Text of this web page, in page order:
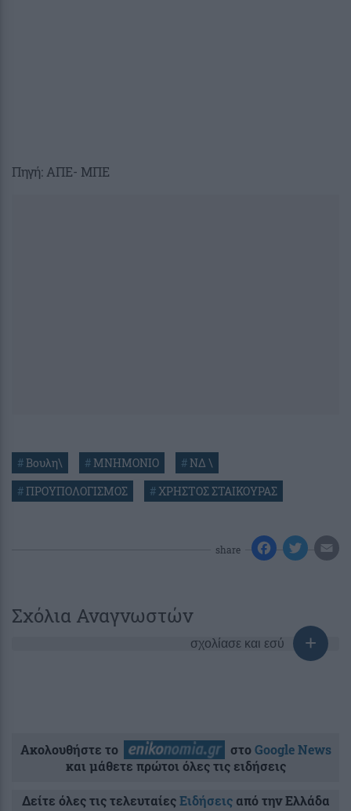
Πηγή: ΑΠΕ- ΜΠΕ
#Βουλη\ # ΜΝΗΜΟΝΙΟ #ΝΔ \
#ΠΡΟΥΠΟΛΟΓΙΣΜΟΣ #ΧΡΗΣΤΟΣ ΣΤΑΙΚΟΥΡΑΣ
share
Σχόλια Αναγνωστών
σχολίασε και εσύ
Ακολουθήστε το στοGoogle News
και μάθετε πρώτοι όλες τις ειδήσεις
Δείτε όλες τις τελευταίεςΕιδήσειςαπό την Ελλάδα